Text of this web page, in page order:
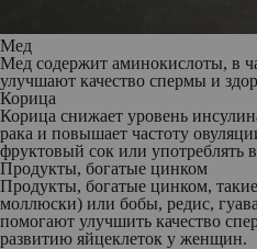
Мед
Мед содержит аминокислоты, в
улучшают качество спермы и
Корица
Корица снижает уровень
рака и повышает частоту
фруктовый сок или употреблять
Продукты, богатые цинком
Продукты, богатые цинком,
моллюски) или бобы, редис,
помогают улучшить качество
развитию яйцеклеток у женщин.